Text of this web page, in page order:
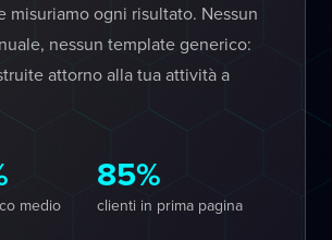
misuriamo ogni risultato. Nessun
nessun template generico:
attorno alla tua attività a
medio
85%
clienti in prima pagina